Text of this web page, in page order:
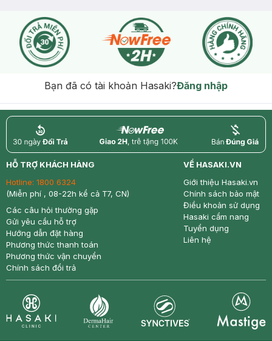
Bạn đã có tài khoản Hasaki?Đăng nhập
return nowfree price
HỖ TRỢ KHÁCH HÀNG
Hotline: 1800 6324
(Miễn phí , 08-22h kể cả T7, CN)
Các câu hỏi thường gặp
Gửi yêu cầu hỗ trợ
Hướng dẫn đặt hàng
Phương thức thanh toán
Phương thức vận chuyển
Chính sách đổi trả
VỀ HASAKI.VN
Giới thiệu Hasaki.vn
Chính sách bảo mật
Điều khoản sử dụng
Hasaki cẩm nang
Tuyển dụng
Liên hệ